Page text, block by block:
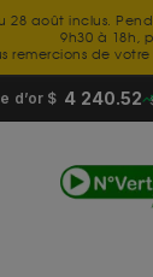
28 août inclus.
9h30 à 18h,
remercions de
d’or $ 4 240.52